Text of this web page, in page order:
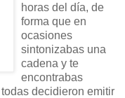
horas del día, de
forma que en
ocasiones
sintonizabas una
cadena y te
encontrabas
decidieron emitir